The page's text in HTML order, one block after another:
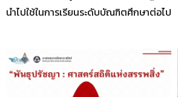
นำไปใช้ในการเรียนระดับบัณฑิตศึกษาต่อไป